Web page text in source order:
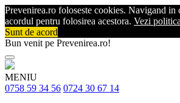
Prevenirea.ro foloseste cookies. Navigand
acordul pentru folosirea acestora. Vezi
Sunt de acord
Bun venit pe Prevenirea.ro!
MENIU
0758 59 34 56 0724 30 67 14